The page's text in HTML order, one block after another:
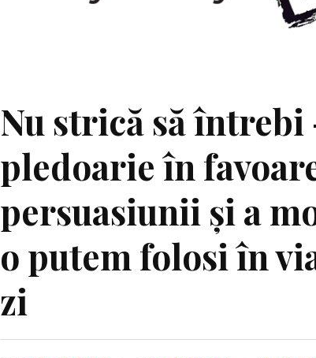
Nu strică să întrebi
pledoarie în
persuasiunii și a
o putem folosi în
zi